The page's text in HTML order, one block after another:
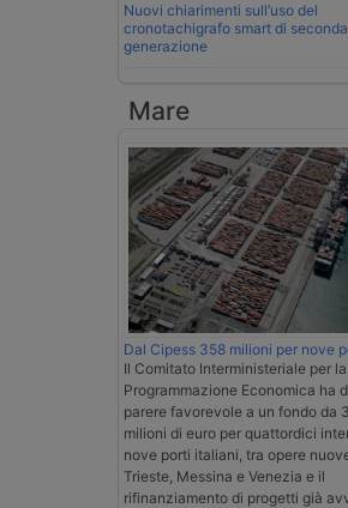
Nuovi chiarimenti sull’uso del
cronotachigrafo smart di seconda
generazione
Mare
Dal Cipess 358 milioni per nove
Il Comitato Interministeriale per la
Programmazione Economica ha
parere favorevole a un fondo da
milioni di euro per quattordici
nove porti italiani, tra opere
Trieste, Messina e Venezia e il
rifinanziamento di progetti già